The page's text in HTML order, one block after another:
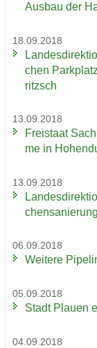
Aus­bau der
18.09.2018
chen
ritzsch
13.09.2018
Frei­staat
me in
13.09.2018
06.09.2018
Wei­te­re
05.09.2018
Stadt Plau­en
04.09.2018